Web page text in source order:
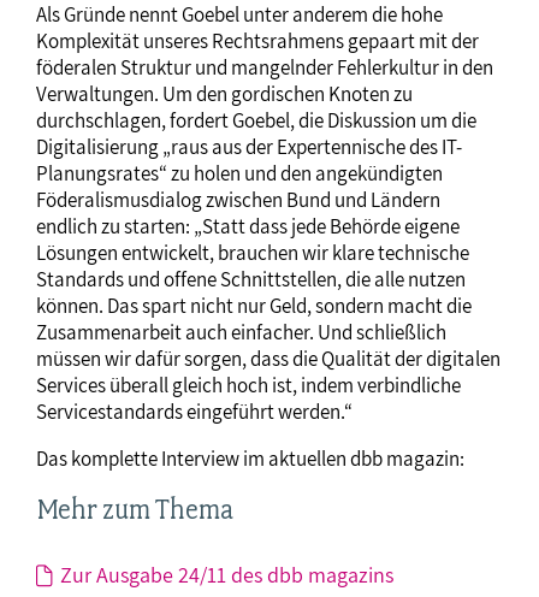
Als Gründe nennt Goebel unter anderem die hohe
Komplexität unseres Rechtsrahmens gepaart mit der
föderalen Struktur und mangelnder Fehlerkultur in den
Verwaltungen. Um den gordischen Knoten zu
durchschlagen, fordert Goebel, die Diskussion um die
Digitalisierung „raus aus der Expertennische des IT-
Planungsrates“ zu holen und den angekündigten
Föderalismusdialog zwischen Bund und Ländern
endlich zu starten: „Statt dass jede Behörde eigene
Lösungen entwickelt, brauchen wir klare technische
Standards und offene Schnittstellen, die alle nutzen
können. Das spart nicht nur Geld, sondern macht die
Zusammenarbeit auch einfacher. Und schließlich
müssen wir dafür sorgen, dass die Qualität der digitalen
Services überall gleich hoch ist, indem verbindliche
Servicestandards eingeführt werden.“
Das komplette Interview im aktuellen dbb magazin:
Mehr zum Thema
Zur Ausgabe 24/11 des dbb magazins